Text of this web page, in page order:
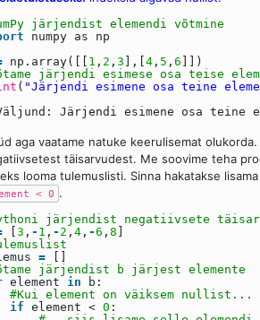
järjendist elemendi võtmine
numpy as np
np.array([[ 1 , 2 , 3 ],[ 4 , 5 , 6 ]])
järjendi esimese osa teise
( "Järjendi esimene osa teine
Järjendi esimene osa teine
aga vaatame natuke keerulisemat
täisarvudest. Me soovime teha
looma tulemuslisti. Sinna hakatakse
< 0 .
järjendist negatiivsete
3 , - 1 , - 2 , 4 , -6 , 8
=
järjendist b järjest elemente
element in
b:
#Kui element on väiksem nullist...
if element < 0 :